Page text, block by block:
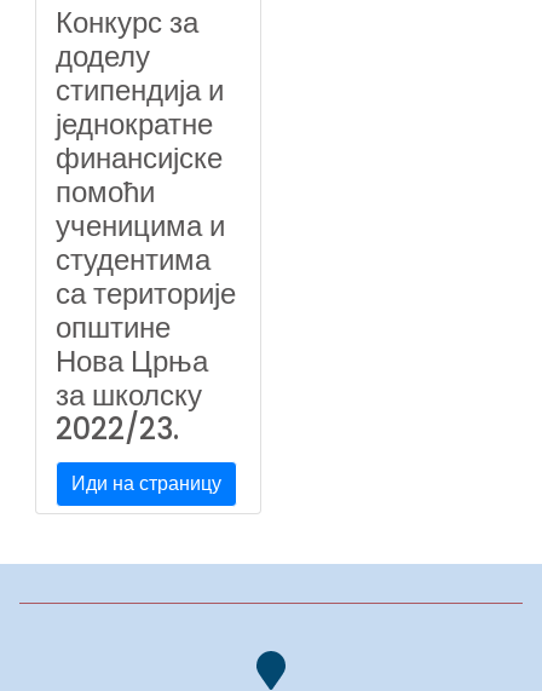
Конкурс за
доделу
стипендија и
једнократне
финансијске
помоћи
ученицима и
студентима
са територије
општине
Нова Црња
за школску
2022/23.
Иди на страницу